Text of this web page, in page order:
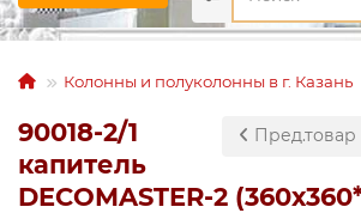
Колонны и полуколонны в г. Казань
Пред.товар
90018-2/1
капитель
DECOMASTER-2